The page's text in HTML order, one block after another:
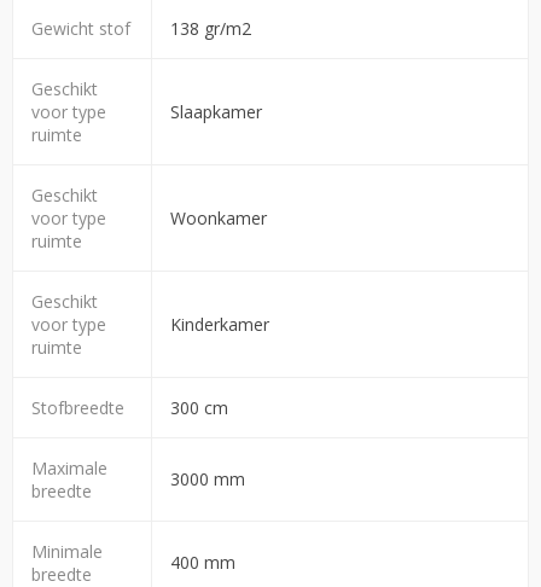
Gewicht stof 138 gr/m2
Geschikt
voor type
ruimte
Slaapkamer
Geschikt
voor type
ruimte
Woonkamer
Geschikt
voor type
ruimte
Kinderkamer
Stofbreedte 300 cm
Maximale
breedte
3000 mm
Minimale
breedte
400 mm